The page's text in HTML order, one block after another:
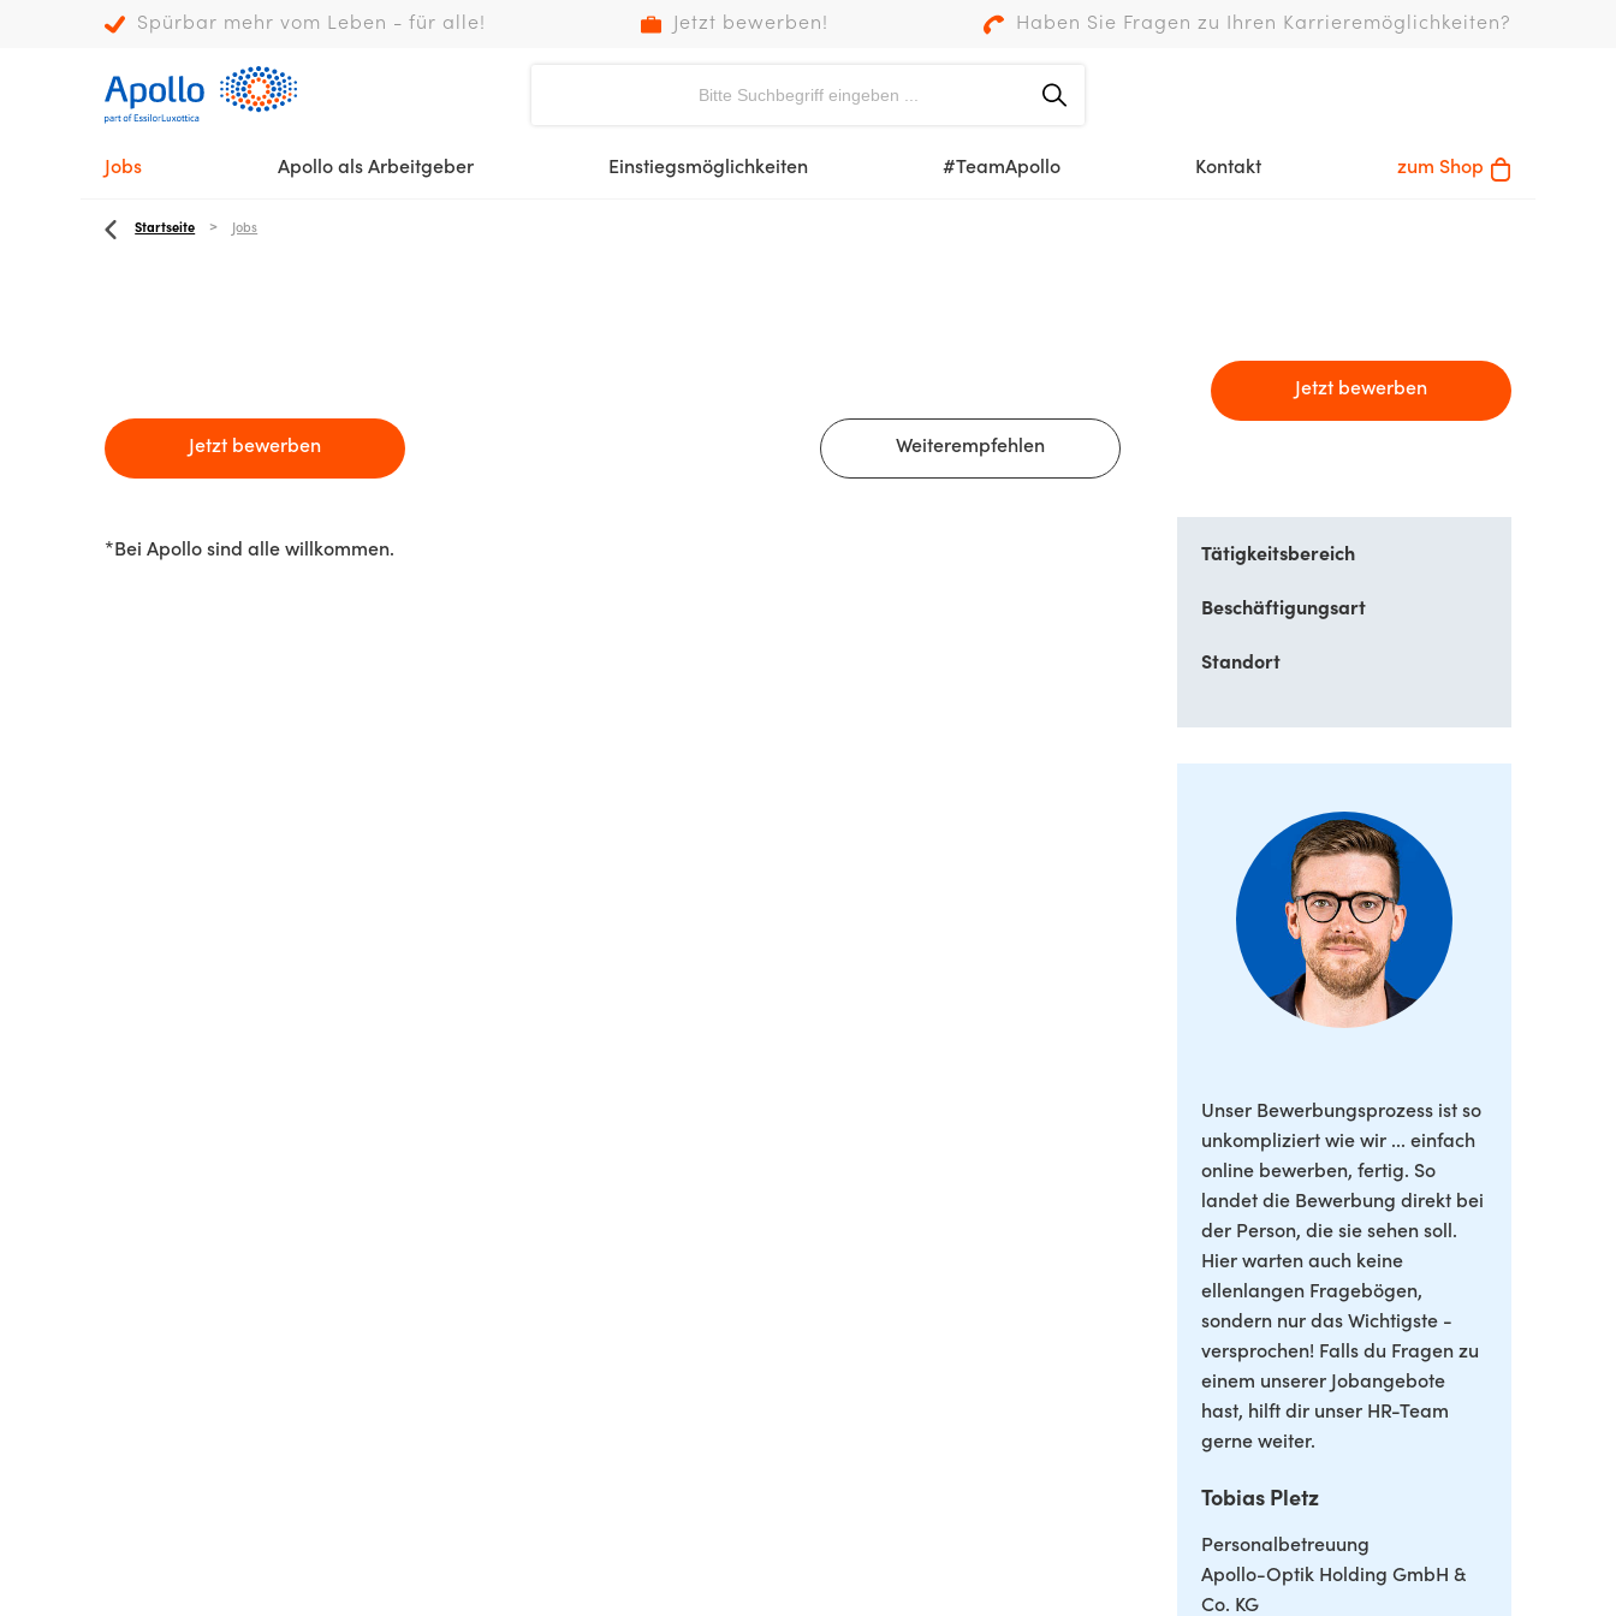
Spürbar mehr vom Leben - für alle! Jetzt bewerben! Haben Sie Fragen zu Ihren Karrieremöglichkeiten?
Jobs Apollo als Arbeitgeber Einstiegsmöglichkeiten #TeamApollo Kontakt zum Shop
Startseite Jobs
Jetzt bewerben Weiterempfehlen
*Bei Apollo sind alle willkommen.
Jetzt bewerben
Tätigkeitsbereich
Beschäftigungsart
Standort
Unser Bewerbungsprozess ist so
unkompliziert wie wir ... einfach
online bewerben, fertig. So
landet die Bewerbung direkt bei
der Person, die sie sehen soll.
Hier warten auch keine
ellenlangen Fragebögen,
sondern nur das Wichtigste -
versprochen! Falls du Fragen zu
einem unserer Jobangebote
hast, hilft dir unser HR-Team
gerne weiter.
Tobias Pletz
Personalbetreuung
Apollo-Optik Holding GmbH &
Co. KG